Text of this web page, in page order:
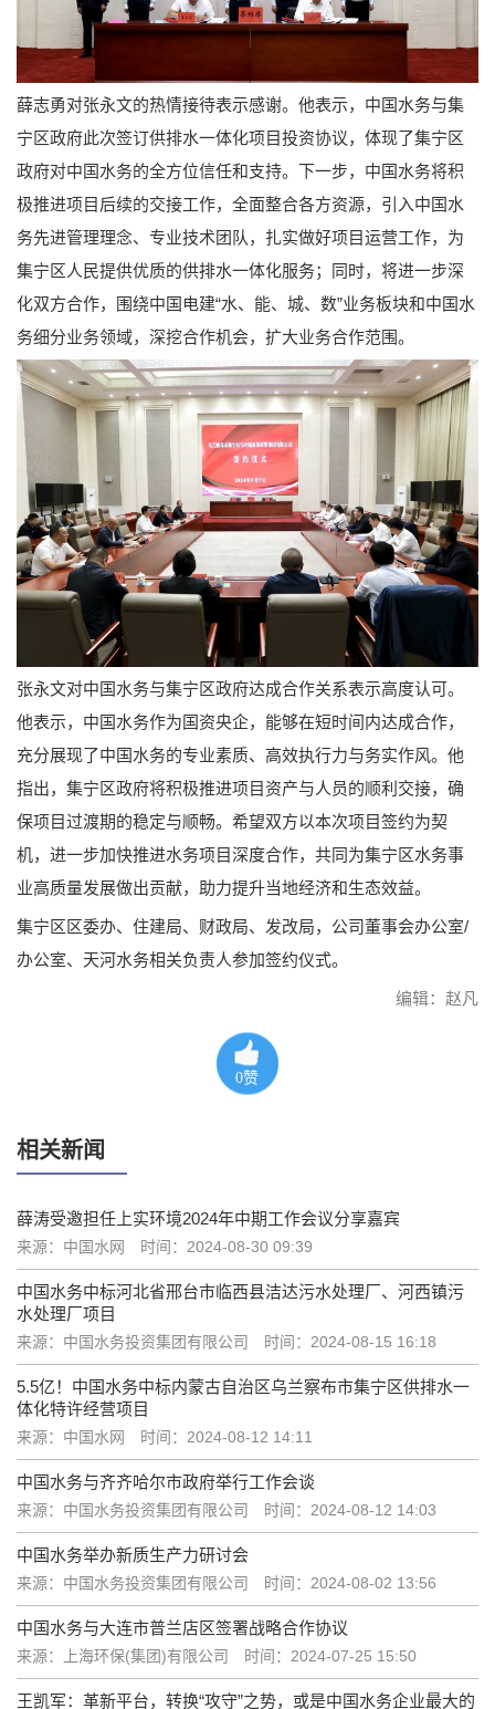
薛志勇对张永文的热情接待表示感谢。他表示，中国水务与集
宁区政府此次签订供排水一体化项目投资协议，体现了集宁区
政府对中国水务的全方位信任和支持。下一步，中国水务将积
极推进项目后续的交接工作，全面整合各方资源，引入中国水
务先进管理理念、专业技术团队，扎实做好项目运营工作，为
集宁区人民提供优质的供排水一体化服务；同时，将进一步深
化双方合作，围绕中国电建“水、能、城、数”业务板块和中国水
务细分业务领域，深挖合作机会，扩大业务合作范围。
张永文对中国水务与集宁区政府达成合作关系表示高度认可。
他表示，中国水务作为国资央企，能够在短时间内达成合作，
充分展现了中国水务的专业素质、高效执行力与务实作风。他
指出，集宁区政府将积极推进项目资产与人员的顺利交接，确
保项目过渡期的稳定与顺畅。希望双方以本次项目签约为契
机，进一步加快推进水务项目深度合作，共同为集宁区水务事
业高质量发展做出贡献，助力提升当地经济和生态效益。
集宁区区委办、住建局、财政局、发改局，公司董事会办公室/
办公室、天河水务相关负责人参加签约仪式。
编辑：赵凡
0赞
相关新闻
薛涛受邀担任上实环境2024年中期工作会议分享嘉宾
来源：中国水网 时间：2024-08-30 09:39
中国水务中标河北省邢台市临西县洁达污水处理厂、河西镇污
水处理厂项目
来源：中国水务投资集团有限公司 时间：2024-08-15 16:18
5.5亿！中国水务中标内蒙古自治区乌兰察布市集宁区供排水一
体化特许经营项目
来源：中国水网 时间：2024-08-12 14:11
中国水务与齐齐哈尔市政府举行工作会谈
来源：中国水务投资集团有限公司 时间：2024-08-12 14:03
中国水务举办新质生产力研讨会
来源：中国水务投资集团有限公司 时间：2024-08-02 13:56
中国水务与大连市普兰店区签署战略合作协议
来源：上海环保(集团)有限公司 时间：2024-07-25 15:50
王凯军：革新平台，转换“攻守”之势，或是中国水务企业最大的